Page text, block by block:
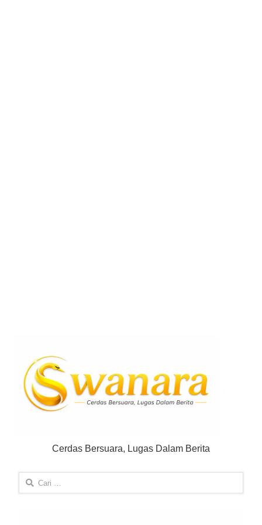
Cerdas Bersuara, Lugas Dalam Berita
Cari